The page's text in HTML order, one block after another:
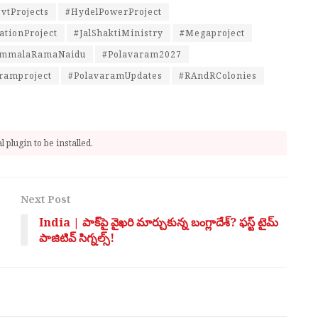
#HydelPowerProject
#JalShaktiMinistry
#Megaproject
#Polavaram2027
#PolavaramUpdates #RAndRColonies
plugin to be installed.
Next Post
India | పాక్‌పై వైఖరి మార్చుకున్న బంగ్లాదేశ్? ఫస్ట్ టైమ్
పాజిటివ్ సిగ్నల్స్!